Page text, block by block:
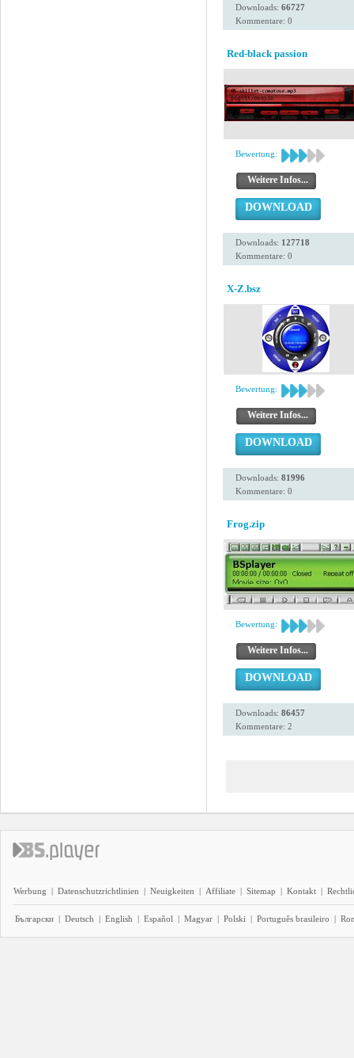
Downloads: 66727
Kommentare: 0
Red-black passion
Bewertung:
Weitere Infos...
DOWNLOAD
Downloads: 127718
Kommentare: 0
X-Z.bsz
Bewertung:
Weitere Infos...
DOWNLOAD
Downloads: 81996
Kommentare: 0
Frog.zip
Bewertung:
Weitere Infos...
DOWNLOAD
Downloads: 86457
Kommentare: 2
Werbung | Datenschutzrichtlinien | Neuigkeiten | Affiliate | Sitemap | Kontakt |
Български | Deutsch | English | Español | Magyar | Polski | Português brasileiro |